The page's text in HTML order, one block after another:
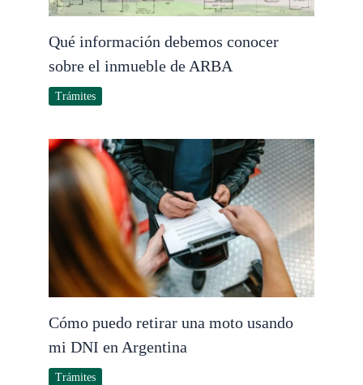
Qué información debemos conocer
sobre el inmueble de ARBA
Trámites
Cómo puedo retirar una moto usando
mi DNI en Argentina
Trámites